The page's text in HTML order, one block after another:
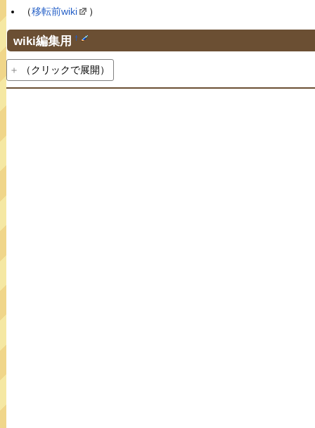
（移転前wiki ）
wiki編集用 †
（クリックで展開）